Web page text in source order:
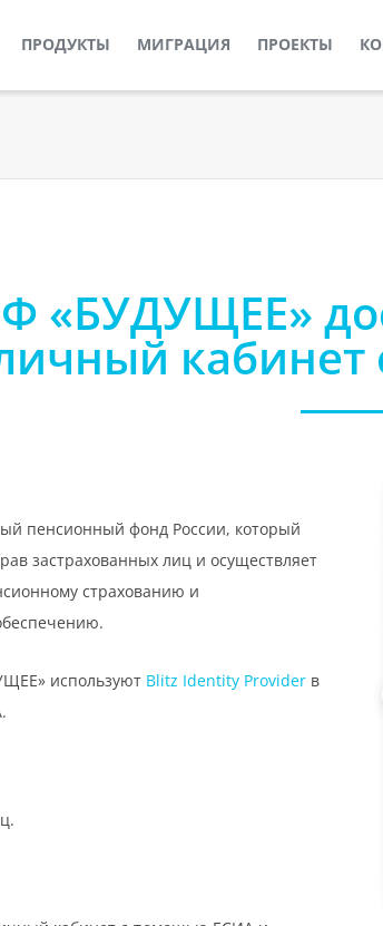
ПРОДУКТЫ МИГРАЦИЯ ПРОЕКТЫ
«БУДУЩЕЕ»
пенсионный фонд России, который
застрахованных лиц и осуществляет
страхованию и
используют Blitz Identity Provider в